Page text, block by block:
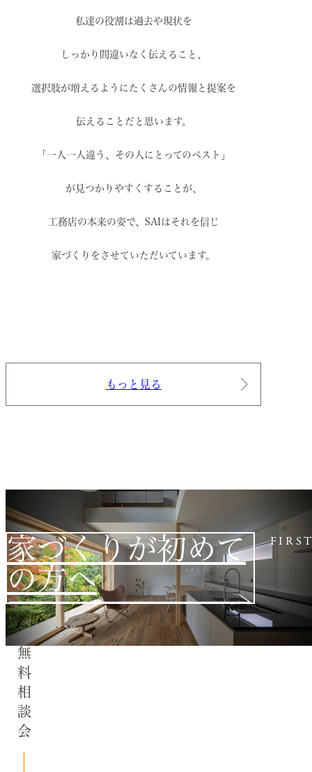
私達の役割は過去や現状を
しっかり間違いなく伝えること、
選択肢が増えるように たくさんの情報と提案を
伝えることだと思います。
「一人一人違う、その人にとってのベスト」
が見つかりやすくすることが、
工務店の本来の姿で、 SAIはそれを信じ
家づくりをさせていただいています。
もっと見る
家づくりが初めて
の方へ
無料相談会